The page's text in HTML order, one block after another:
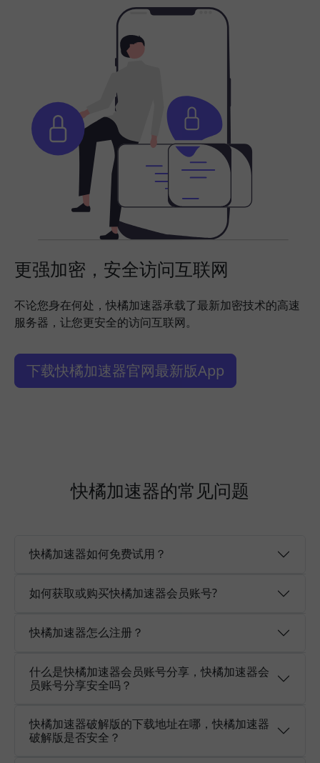
更强加密，安全访问互联网
不论您身在何处，快橘加速器承载了最新加密技术的高速
服务器，让您更安全的访问互联网。
下载快橘加速器官网最新版App
快橘加速器的常见问题
快橘加速器如何免费试用？
如何获取或购买快橘加速器会员账号?
快橘加速器怎么注册？
什么是快橘加速器会员账号分享，快橘加速器会
员账号分享安全吗？
快橘加速器破解版的下载地址在哪，快橘加速器
破解版是否安全？